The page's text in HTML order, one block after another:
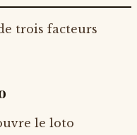
trois facteurs
le loto